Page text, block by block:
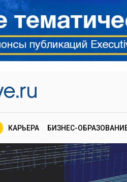
КАРЬЕРА БИЗНЕС-